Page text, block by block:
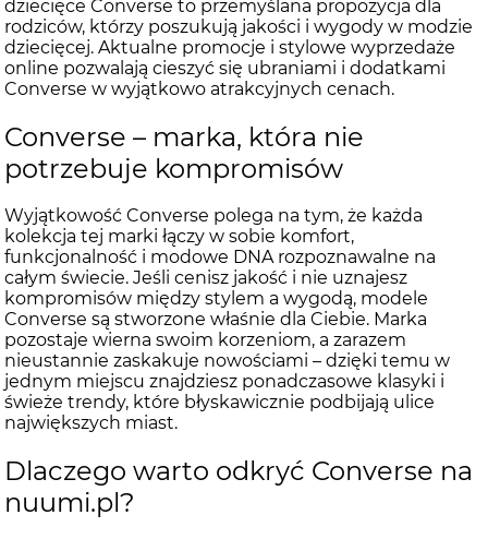
dziecięce Converse to przemyślana propozycja dla
rodziców, którzy poszukują jakości i wygody w modzie
dziecięcej. Aktualne promocje i stylowe wyprzedaże
online pozwalają cieszyć się ubraniami i dodatkami
Converse w wyjątkowo atrakcyjnych cenach.
Converse – marka, która nie
potrzebuje kompromisów
Wyjątkowość Converse polega na tym, że każda
kolekcja tej marki łączy w sobie komfort,
funkcjonalność i modowe DNA rozpoznawalne na
całym świecie. Jeśli cenisz jakość i nie uznajesz
kompromisów między stylem a wygodą, modele
Converse są stworzone właśnie dla Ciebie. Marka
pozostaje wierna swoim korzeniom, a zarazem
nieustannie zaskakuje nowościami – dzięki temu w
jednym miejscu znajdziesz ponadczasowe klasyki i
świeże trendy, które błyskawicznie podbijają ulice
największych miast.
Dlaczego warto odkryć Converse na
nuumi.pl?